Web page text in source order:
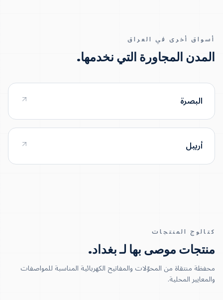
أسواق أخرى في العراق
المدن المجاورة التي نخدمها.
البصرة
أربيل
كتالوج المنتجات
منتجات موصى بها لـ بغداد.
محفظة منتقاة من المحوّلات والمفاتيح الكهربائية المناسبة للمواصفات
والمعايير المحلية.